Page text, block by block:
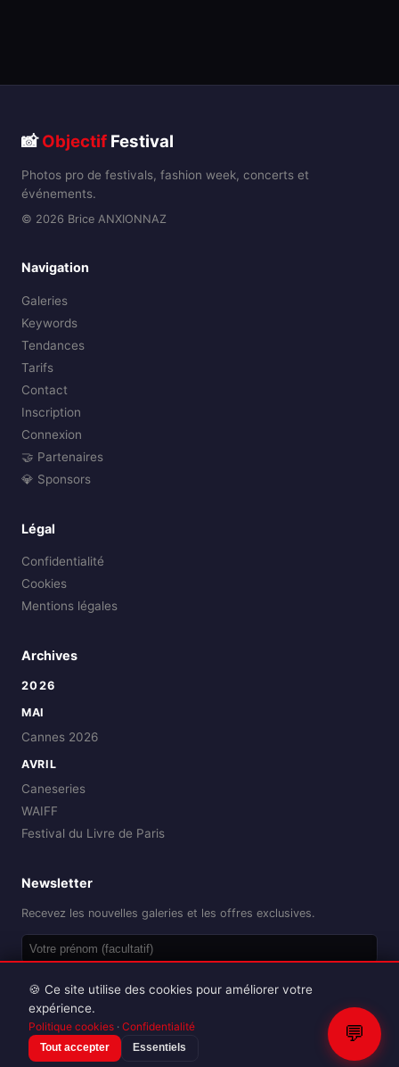
📸Objectif Festival
Photos pro de festivals, fashion week, concerts et
événements.
© 2026 Brice ANXIONNAZ
Navigation
Galeries
Keywords
Tendances
Tarifs
Contact
Inscription
Connexion
🤝 Partenaires
💎 Sponsors
Légal
Confidentialité
Cookies
Mentions légales
Archives
2026
MAI
Cannes 2026
AVRIL
Caneseries
WAIFF
Festival du Livre de Paris
Newsletter
Recevez les nouvelles galeries et les offres exclusives.
Reproduction interdite sans autorisation.
💬
🍪 Ce site utilise des cookies pour améliorer votre
expérience.
Politique cookies · Confidentialité
Tout accepter Essentiels